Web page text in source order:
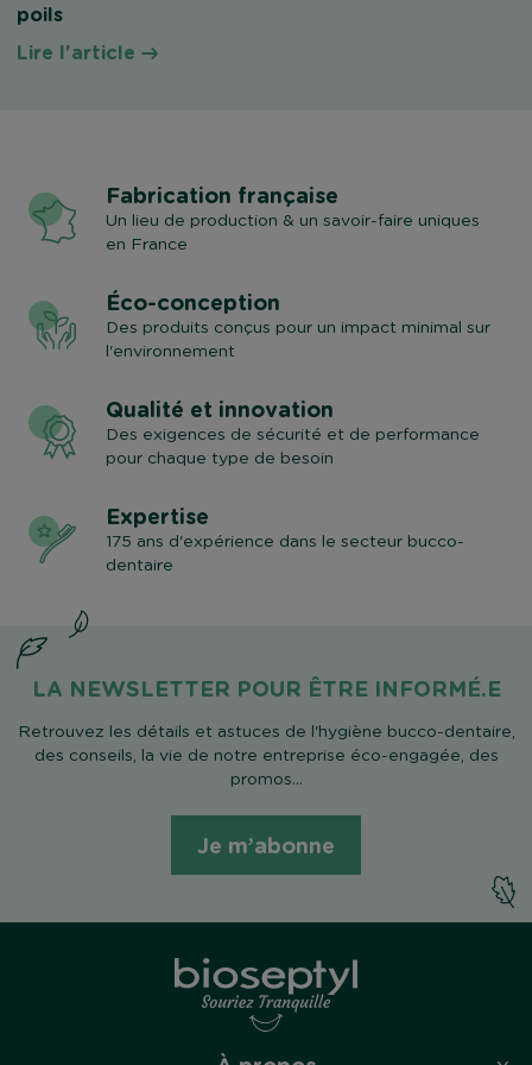
poils
Lire l'article
Fabrication française
Un lieu de production & un savoir-faire uniques
en France
Éco-conception
Des produits conçus pour un impact minimal sur
l'environnement
Qualité et innovation
Des exigences de sécurité et de performance
pour chaque type de besoin
Expertise
175 ans d'expérience dans le secteur bucco-
dentaire
LA NEWSLETTER POUR ÊTRE INFORMÉ.E
Retrouvez les détails et astuces de l'hygiène bucco-dentaire,
des conseils, la vie de notre entreprise éco-engagée, des
promos...
Je m’abonne